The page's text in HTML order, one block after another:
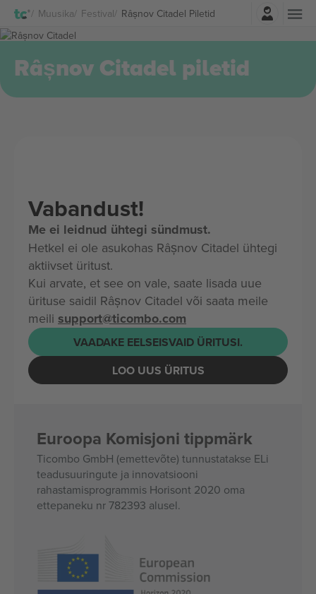
Muusika Festival Râșnov Citadel Piletid
Logi sisse
Râșnov Citadel piletid
Vabandust!
Me ei leidnud ühtegi sündmust.
Hetkel ei ole asukohas Râșnov Citadel ühtegi
aktiivset üritust.
Kui arvate, et see on vale, saate lisada uue
ürituse saidil Râșnov Citadel või saata meile
meili support@ticombo.com
VAADAKE EELSEISVAID ÜRITUSI.
LOO UUS ÜRITUS
Euroopa Komisjoni tippmärk
Ticombo GmbH (emettevõte) tunnustatakse ELi
teadusuuringute ja innovatsiooni
rahastamisprogrammis Horisont 2020 oma
ettepaneku nr 782393 alusel.